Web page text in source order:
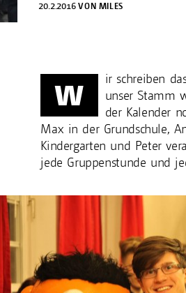
20.2.2016 VON MILES
W
ir schreiben
unser Stamm
der Kalender
Max in der Grundschule,
Kindergarten und Peter
jede Gruppenstunde und